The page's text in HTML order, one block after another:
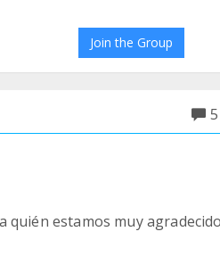
Join the Group
quién estamos muy